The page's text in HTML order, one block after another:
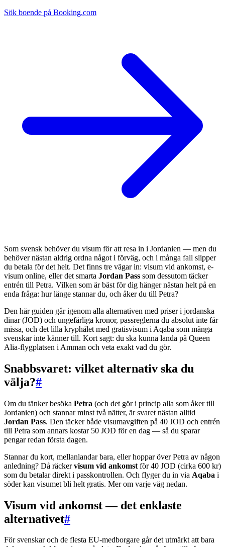
Sök boende på Booking.com
Som svensk behöver du visum för att resa in i Jordanien — men du
behöver nästan aldrig ordna något i förväg, och i många fall slipper
du betala för det helt. Det finns tre vägar in: visum vid ankomst, e-
visum online, eller det smarta Jordan Pass som dessutom täcker
entrén till Petra. Vilken som är bäst för dig hänger nästan helt på en
enda fråga: hur länge stannar du, och åker du till Petra?
Den här guiden går igenom alla alternativen med priser i jordanska
dinar (JOD) och ungefärliga kronor, passreglerna du absolut inte får
missa, och det lilla kryphålet med gratisvisum i Aqaba som många
svenskar inte känner till. Kort sagt: du ska kunna landa på Queen
Alia-flygplatsen i Amman och veta exakt vad du gör.
Snabbsvaret: vilket alternativ ska du
välja?#
Om du tänker besöka Petra (och det gör i princip alla som åker till
Jordanien) och stannar minst två nätter, är svaret nästan alltid
Jordan Pass. Den täcker både visumavgiften på 40 JOD och entrén
till Petra som annars kostar 50 JOD för en dag — så du sparar
pengar redan första dagen.
Stannar du kort, mellanlandar bara, eller hoppar över Petra av någon
anledning? Då räckervisum vid ankomst för 40 JOD (cirka 600 kr)
som du betalar direkt i passkontrollen. Och flyger du in via Aqaba i
söder kan visumet bli helt gratis. Mer om varje väg nedan.
Visum vid ankomst — det enklaste
alternativet#
För svenskar och de flesta EU-medborgare går det utmärkt att bara